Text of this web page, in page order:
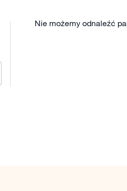
Nie możemy odnaleźć